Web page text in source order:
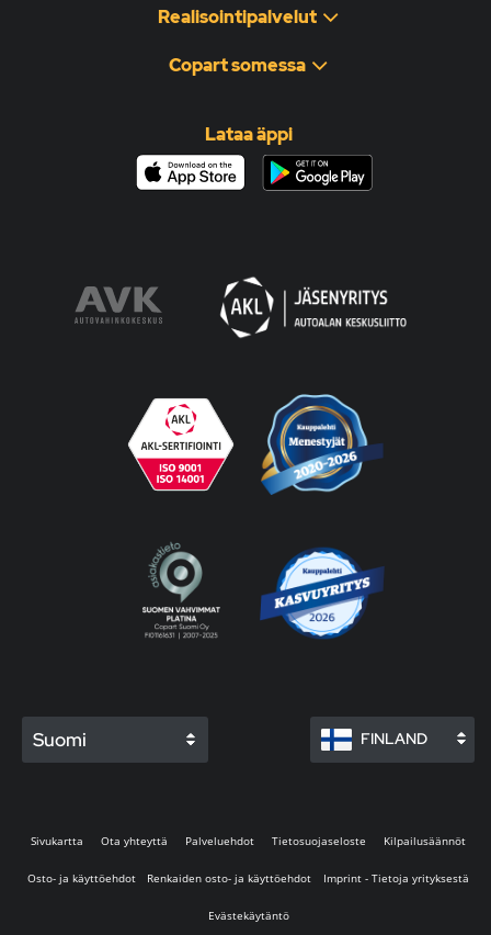
Realisointipalvelut
Copart somessa
Lataa äppi
Suomi FINLAND
Sivukartta Ota yhteyttä Palveluehdot Tietosuojaseloste Kilpailusäännöt
Osto- ja käyttöehdot Renkaiden osto- ja käyttöehdot Imprint - Tietoja yrityksestä
Evästekäytäntö